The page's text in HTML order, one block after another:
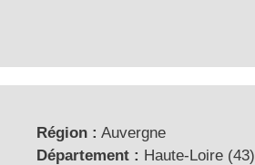
Région : Auvergne
Département : Haute-Loire (43)